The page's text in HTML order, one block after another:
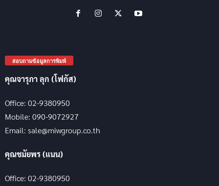
สอบถามข้อมูลการพิมพ์
คุณจารุภา ลุก (โฟกัส)
Office: 02-9380950
Mobile: 090-9072927
Email: sale@miwgroup.co.th
คุณชมัยพร (แนน)
Office: 02-9380950